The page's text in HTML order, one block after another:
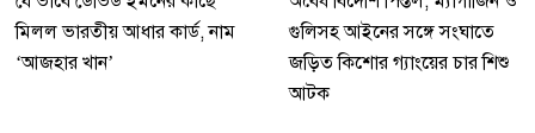
মিলল ভারতীয় আধার কার্ড, নাম
‘আজহার খান’
গুলিসহ আইনের সঙ্গে সংঘাতে
জড়িত কিশোর গ্যাংয়ের চার শিশু
আটক